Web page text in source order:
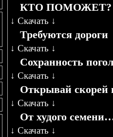
КТО ПОМОЖЕТ?
↓ Скачать ↓
Требуются дороги
↓ Скачать ↓
Сохранность
↓ Скачать ↓
Открывай скорей
↓ Скачать ↓
От худого
↓ Скачать ↓